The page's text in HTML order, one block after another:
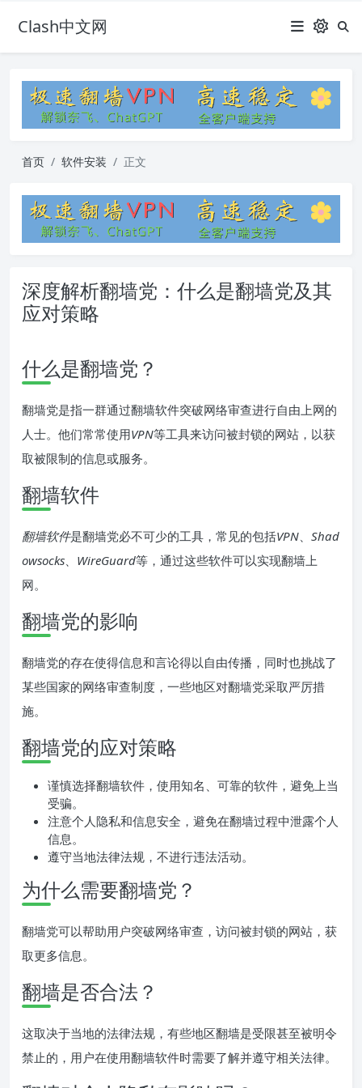
Clash中文网
首页 软件安装 正文
深度解析翻墙党：什么是翻墙党及其
应对策略
什么是翻墙党？
翻墙党是指一群通过翻墙软件突破网络审查进行自由上网的
人士。他们常常使用VPN等工具来访问被封锁的网站，以获
取被限制的信息或服务。
翻墙软件
翻墙软件是翻墙党必不可少的工具，常见的包括VPN、 Shad
owsocks、 WireGuard等，通过这些软件可以实现翻墙上
网。
翻墙党的影响
翻墙党的存在使得信息和言论得以自由传播，同时也挑战了
某些国家的网络审查制度，一些地区对翻墙党采取严厉措
施。
翻墙党的应对策略
谨慎选择翻墙软件，使用知名、可靠的软件，避免上当
受骗。
注意个人隐私和信息安全，避免在翻墙过程中泄露个人
信息。
遵守当地法律法规，不进行违法活动。
为什么需要翻墙党？
翻墙党可以帮助用户突破网络审查，访问被封锁的网站，获
取更多信息。
翻墙是否合法？
这取决于当地的法律法规，有些地区翻墙是受限甚至被明令
禁止的，用户在使用翻墙软件时需要了解并遵守相关法律。